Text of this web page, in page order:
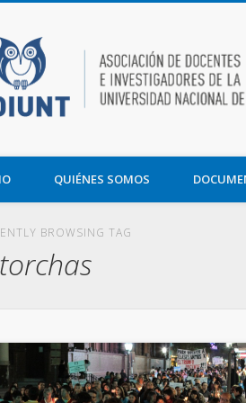
de Docentes e Investigadores de la UNT y la
QUIÉNES SOMOS
BROWSING TAG